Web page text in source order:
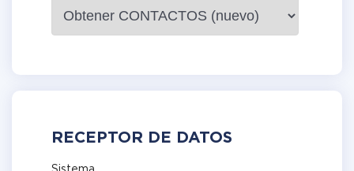
RECEPTOR DE DATOS